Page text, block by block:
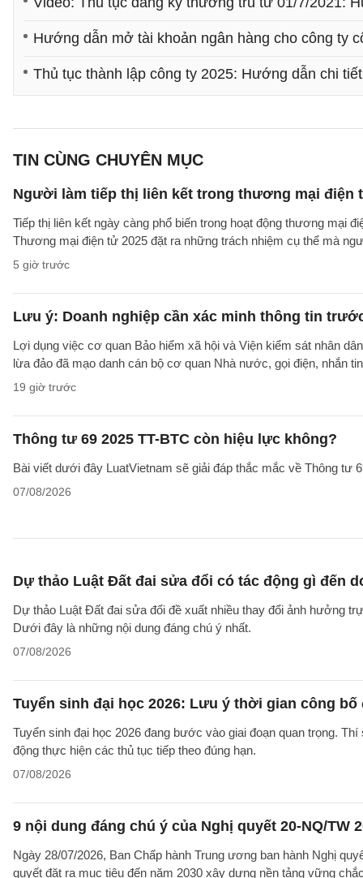
Hướng dẫn mở tài khoản ngân hàng cho công ty
Thủ tục thành lập công ty 2025: Hướng dẫn chi
TIN CÙNG CHUYÊN MỤC
Người làm tiếp thị liên kết trong thương mại điện
Tiếp thị liên kết ngày càng phổ biến trong hoạt động thương mại
Thương mại điện tử 2025 đặt ra những trách nhiệm cụ thể mà
5 giờ trước
Lưu ý: Doanh nghiệp cần xác minh thông tin
Lợi dụng việc cơ quan Bảo hiểm xã hội và Viện kiểm sát nhân
lừa đảo đã mạo danh cán bộ cơ quan Nhà nước, gọi điện, nhắn
19 giờ trước
Thông tư 69 2025 TT-BTC còn hiệu lực không?
Bài viết dưới đây LuatVietnam sẽ giải đáp thắc mắc về Thông tư
07/08/2026
Dự thảo Luật Đất đai sửa đổi có tác động gì đến
Dự thảo Luật Đất đai sửa đổi đề xuất nhiều thay đổi ảnh hưởng
Dưới đây là những nội dung đáng chú ý nhất.
07/08/2026
Tuyển sinh đại học 2026: Lưu ý thời gian công
Tuyển sinh đại học 2026 đang bước vào giai đoạn quan trọng.
động thực hiện các thủ tục tiếp theo đúng hạn.
07/08/2026
9 nội dung đáng chú ý của Nghị quyết 20-NQ/TW
Ngày 28/07/2026, Ban Chấp hành Trung ương ban hành Nghị
quyết đặt ra mục tiêu đến năm 2030 xây dựng nền tảng vững